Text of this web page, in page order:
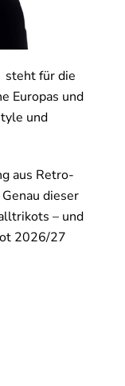
für die
Europas und
und
aus Retro-
dieser
– und
2026/27